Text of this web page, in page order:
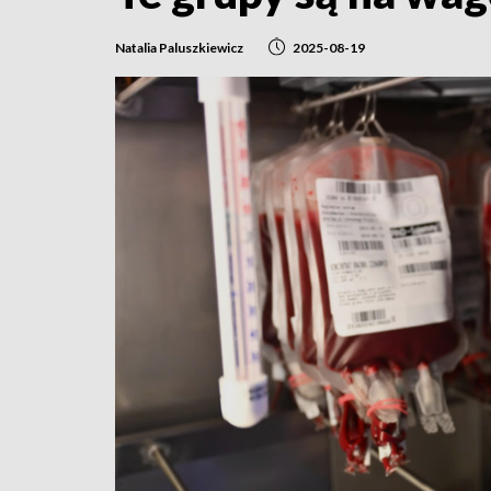
Natalia Paluszkiewicz 2025-08-19